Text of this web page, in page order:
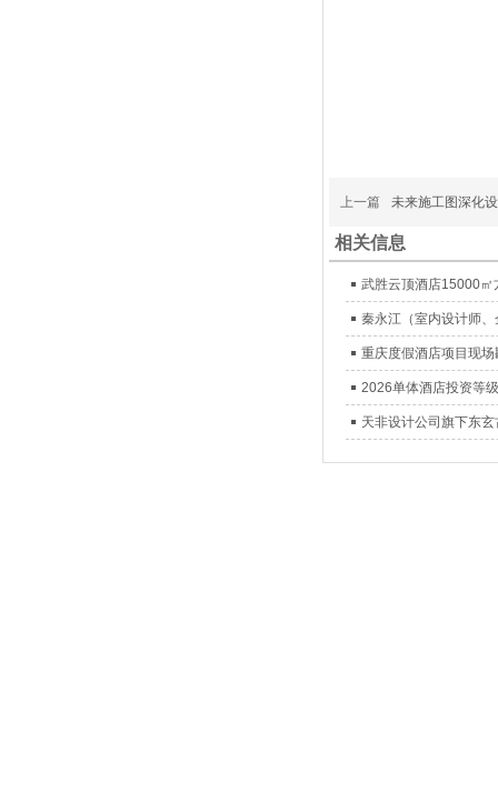
上一篇 未来施工图深化
相关信息
武胜云顶酒店15000㎡
秦永江（室内设计师
重庆度假酒店项目现
2026单体酒店投资等
天非设计公司旗下东